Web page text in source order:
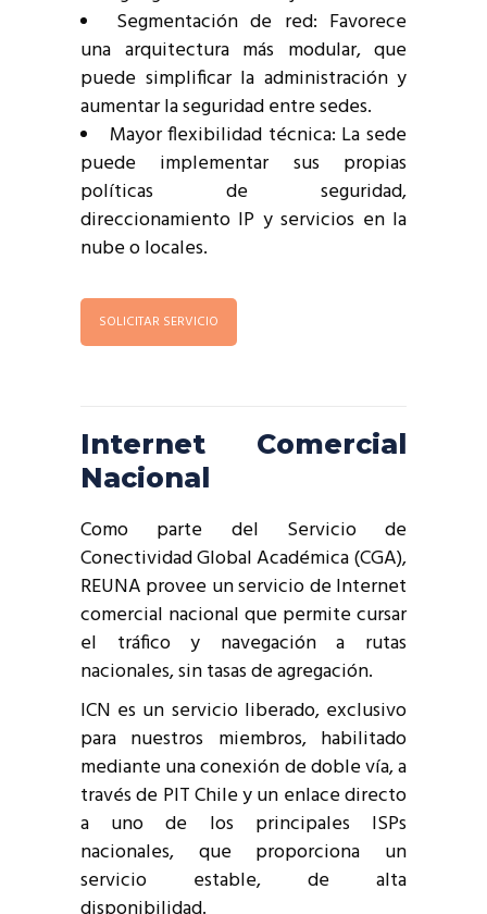
Segmentación de red: Favorece
una arquitectura más modular, que
puede simplificar la administración y
aumentar la seguridad entre sedes.
Mayor flexibilidad técnica: La sede
puede implementar sus propias
políticas de seguridad,
direccionamiento IP y servicios en la
nube o locales.
SOLICITAR SERVICIO
Internet Comercial
Nacional
Como parte del Servicio de
Conectividad Global Académica (CGA),
REUNA provee un servicio de Internet
comercial nacional que permite cursar
el tráfico y navegación a rutas
nacionales, sin tasas de agregación.
ICN es un servicio liberado, exclusivo
para nuestros miembros, habilitado
mediante una conexión de doble vía, a
través de PIT Chile y un enlace directo
a uno de los principales ISPs
nacionales, que proporciona un
servicio estable, de alta